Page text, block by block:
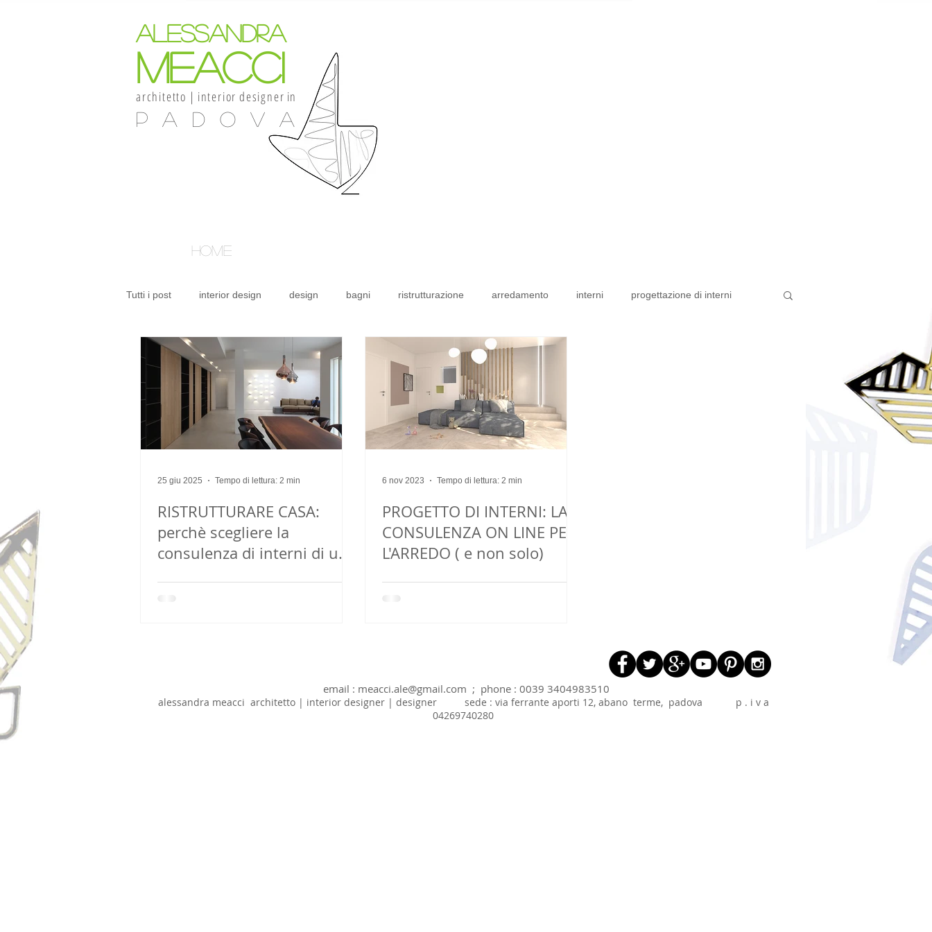
architetto | interior designer in
Padova
alessandra
meacci
HOME
Tutti i post interior design design bagni ristrutturazione arredamento interni progettazione di interni
arredo arredatore restyling arredo su misura
RISTRUTTURARE CASA:
perchè scegliere la
consulenza di interni di un
25 giu 2025 Tempo di lettura: 2 min
PROGETTO DI INTERNI: LA
CONSULENZA ON LINE PER
L'ARREDO ( e non solo)
6 nov 2023 Tempo di lettura: 2 min
email : meacci.ale@gmail.com ; phone : 0039 3404983510
alessandra meacci architetto | interior designer | designer sede : via ferrante aporti 12, abano terme, padova p . i v a
04269740280